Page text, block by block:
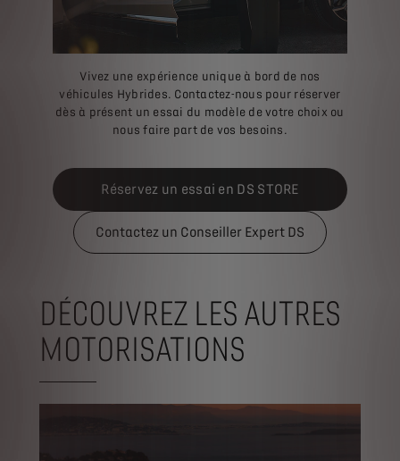
Vivez une expérience unique à bord de nos
véhicules Hybrides. Contactez-nous pour réserver
dès à présent un essai du modèle de votre choix ou
nous faire part de vos besoins.
Réservez un essai en DS STORE
Contactez un Conseiller Expert DS
DÉCOUVREZ LES AUTRES
MOTORISATIONS